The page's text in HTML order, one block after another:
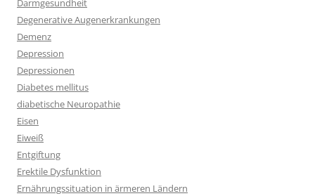
Darmgesundheit
Degenerative Augenerkrankungen
Demenz
Depression
Depressionen
Diabetes mellitus
diabetische Neuropathie
Eisen
Eiweiß
Entgiftung
Erektile Dysfunktion
Ernährungssituation in ärmeren Ländern